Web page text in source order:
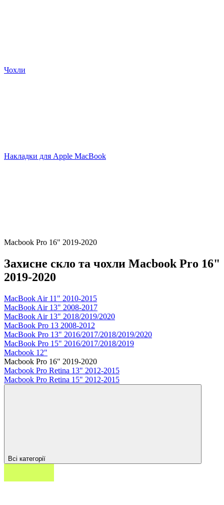
Чохли
Накладки для Apple MacBook
Macbook Pro 16" 2019-2020
Захисне скло та чохли Macbook Pro 16"
2019-2020
MacBook Air 11" 2010-2015
MacBook Air 13" 2008-2017
MacBook Air 13" 2018/2019/2020
MacBook Pro 13 2008-2012
MacBook Pro 13" 2016/2017/2018/2019/2020
MacBook Pro 15" 2016/2017/2018/2019
Macbook 12"
Macbook Pro 16" 2019-2020
Macbook Pro Retina 13" 2012-2015
Macbook Pro Retina 15" 2012-2015
Всі категорії